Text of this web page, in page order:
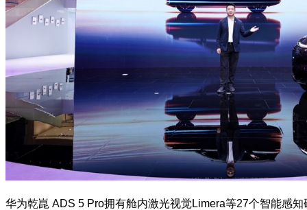
华为乾崑 ADS 5 Pro拥有舱内激光视觉Limera等27个智能感